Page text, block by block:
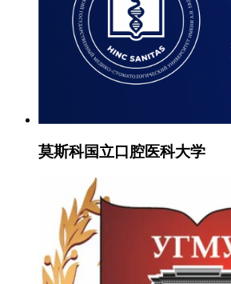
莫斯科国立口腔医科大学